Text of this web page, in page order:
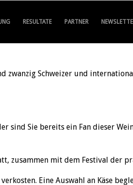
RESULTATE PARTNER
zwanzig Schweizer und
sind Sie bereits ein Fan dieser
zusammen mit dem Festival der
Eine Auswahl an Käse